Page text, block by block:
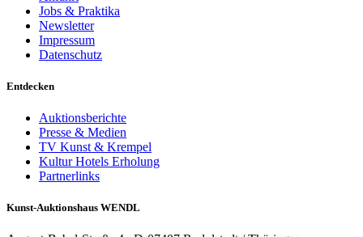
Jobs & Praktika
Newsletter
Impressum
Datenschutz
Entdecken
Auktionsberichte
Presse & Medien
TV Kunst & Krempel
Kultur Hotels Erholung
Partnerlinks
Kunst-Auktionshaus WENDL